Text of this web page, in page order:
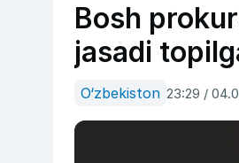
Bosh
jasadi
O‘zbekiston 23:29 /